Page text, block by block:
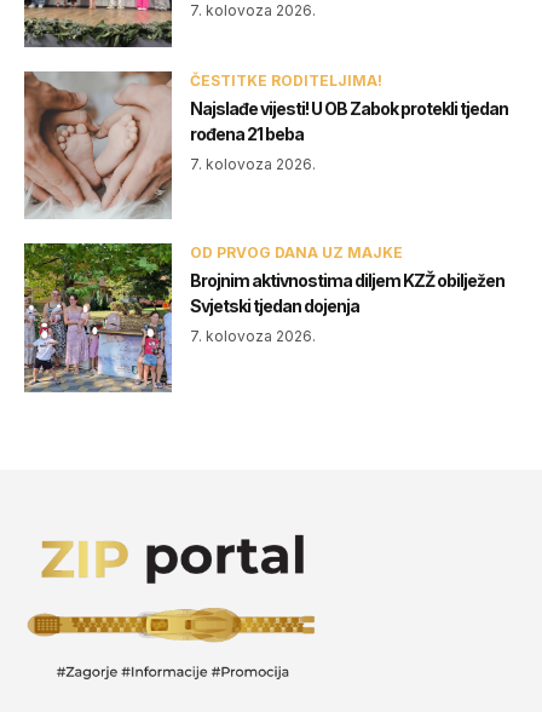
7. kolovoza 2026.
ČESTITKE RODITELJIMA!
Najslađe vijesti! U OB Zabok protekli tjedan
rođena 21 beba
7. kolovoza 2026.
OD PRVOG DANA UZ MAJKE
Brojnim aktivnostima diljem KZŽ obilježen
Svjetski tjedan dojenja
7. kolovoza 2026.